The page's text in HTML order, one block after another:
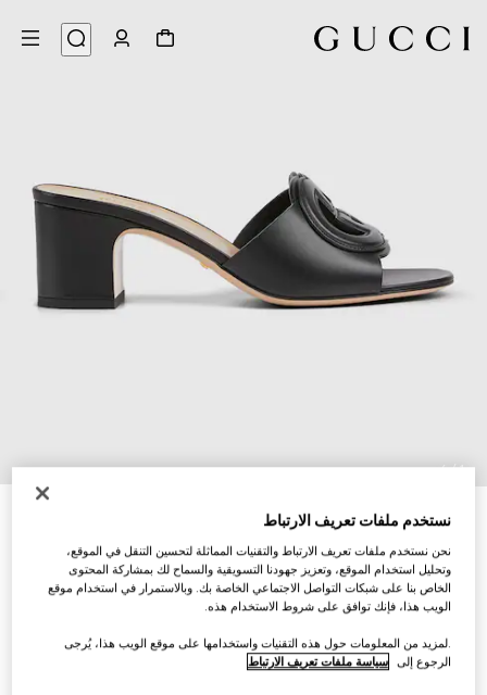
1
/
6
صندل مفتوح من الخلف للنساء مزيّن بشعار G المشترك
تنويعات جلد باللون الأسود
نستخدم ملفات تعريف الارتباط
نحن نستخدم ملفات تعريف الارتباط والتقنيات المماثلة لتحسين التنقل في الموقع،
وتحليل استخدام الموقع، وتعزيز جهودنا التسويقية والسماح لك بمشاركة المحتوى
الخاص بنا على شبكات التواصل الاجتماعي الخاصة بك. وبالاستمرار في استخدام موقع
الويب هذا، فإنك توافق على شروط الاستخدام هذه.
.لمزيد من المعلومات حول هذه التقنيات واستخدامها على موقع الويب هذا، يُرجى
الرجوع إلى سياسة ملفات تعريف الارتباط